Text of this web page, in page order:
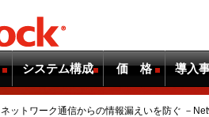
システム構成 価 格 導入
ネットワーク通信からの情報漏えいを防ぐ －